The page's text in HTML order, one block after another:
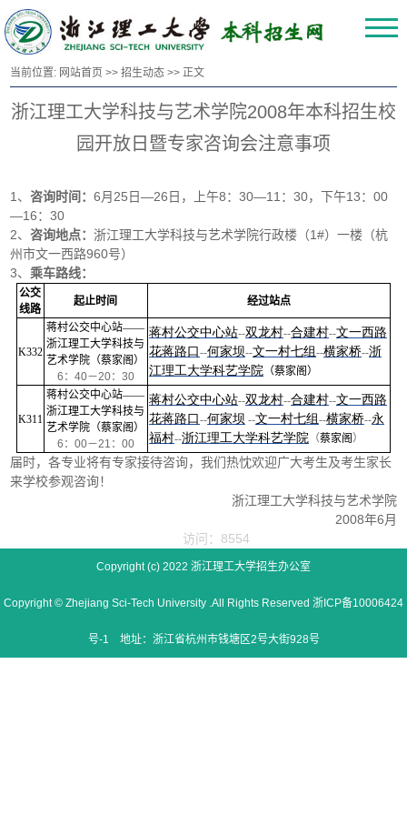
当前位置: 网站首页 >>招生动态 >> 正文
浙江理工大学科技与艺术学院2008年本科招生校
园开放日暨专家咨询会注意事项
1、咨询时间：6月25日—26日，上午8：30—11：30，下午13：00
—16：30
2、咨询地点： 浙江理工大学科技与艺术学院行政楼（1#）一楼（杭
州市文一西路960号）
3、 乘车路线：
公交
线路
起止时间 经过站点
K332
蒋村公交中心站——
浙江理工大学科技与
艺术学院（蔡家阁）
6 ： 40－20： 30
蒋村公交中心站--双龙村--合建村--文一西路
花蒋路口 --何家坝--文一村七组 --横家桥--浙
江理工大学科艺学院（蔡家阁）
K311
蒋村公交中心站——
浙江理工大学科技与
艺术学院（蔡家阁）
6 ： 00－21 ： 00
蒋村公交中心站--双龙村--合建村--文一西路
花蒋路口 --何家坝 --文一村七组 --横家桥--永
福村--浙江理工大学科艺学院（蔡家阁 ）
届时，各专业将有专家接待咨询，我们热忱欢迎广大考生及考生家长
来学校参观咨询！
浙江理工大学科技与艺术学院
2008年6月
访问：8554
Copyright (c) 2022 浙江理工大学招生办公室
Copyright © Zhejiang Sci-Tech University .All Rights Reserved 浙ICP备10006424
号-1 地址：浙江省杭州市钱塘区2号大街928号